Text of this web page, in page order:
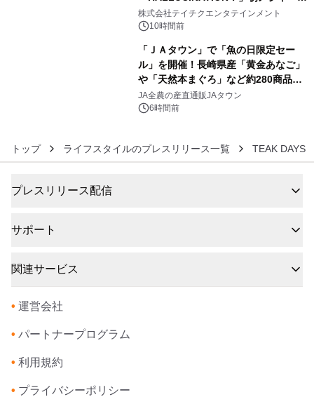
信リリース決定！
株式会社テイチクエンタテインメント
10時間前
「ＪＡタウン」で「魚の日限定セー
ル」を開催！長崎県産「黄金あなご」
や「天然本まぐろ」など約280商品を
販売！～毎月１０日の定例企画～
JA全農の産直通販JAタウン
6時間前
トップ ライフスタイルのプレスリリース一覧 TEAK DAYS
プレスリリース配信
サポート
関連サービス
• 運営会社
• パートナープログラム
• 利用規約
• プライバシーポリシー